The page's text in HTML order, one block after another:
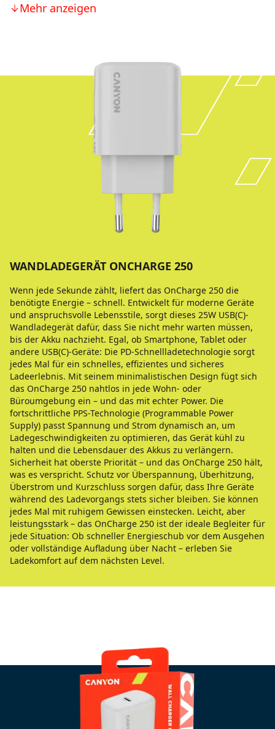
Mehr anzeigen
WANDLADEGERÄT ONCHARGE 250
Wenn jede Sekunde zählt, liefert das OnCharge 250 die
benötigte Energie – schnell. Entwickelt für moderne Geräte
und anspruchsvolle Lebensstile, sorgt dieses 25W USB(C)-
Wandladegerät dafür, dass Sie nicht mehr warten müssen,
bis der Akku nachzieht. Egal, ob Smartphone, Tablet oder
andere USB(C)-Geräte: Die PD-Schnellladetechnologie sorgt
jedes Mal für ein schnelles, effizientes und sicheres
Ladeerlebnis. Mit seinem minimalistischen Design fügt sich
das OnCharge 250 nahtlos in jede Wohn- oder
Büroumgebung ein – und das mit echter Power. Die
fortschrittliche PPS-Technologie (Programmable Power
Supply) passt Spannung und Strom dynamisch an, um
Ladegeschwindigkeiten zu optimieren, das Gerät kühl zu
halten und die Lebensdauer des Akkus zu verlängern.
Sicherheit hat oberste Priorität – und das OnCharge 250 hält,
was es verspricht. Schutz vor Überspannung, Überhitzung,
Überstrom und Kurzschluss sorgen dafür, dass Ihre Geräte
während des Ladevorgangs stets sicher bleiben. Sie können
jedes Mal mit ruhigem Gewissen einstecken. Leicht, aber
leistungsstark – das OnCharge 250 ist der ideale Begleiter für
jede Situation: Ob schneller Energieschub vor dem Ausgehen
oder vollständige Aufladung über Nacht – erleben Sie
Ladekomfort auf dem nächsten Level.